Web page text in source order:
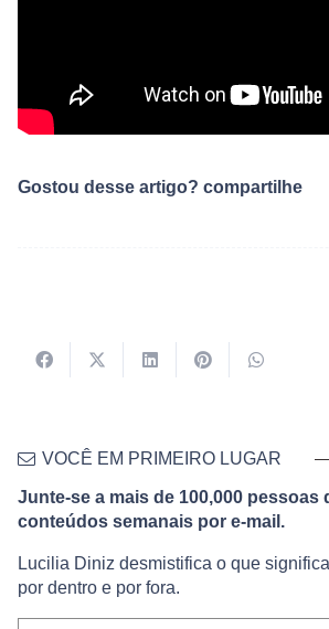
Gostou desse artigo? compartilhe
VOCÊ EM PRIMEIRO LUGAR
Junte-se a mais de 100,000 pessoas
conteúdos semanais por e-mail.
Lucilia Diniz desmistifica o que
por dentro e por fora.